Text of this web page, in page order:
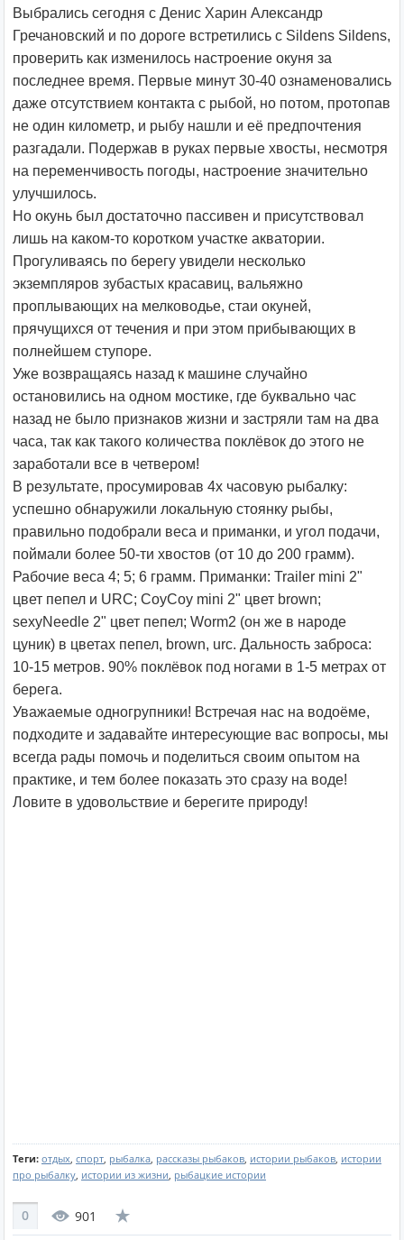
Выбрались сегодня с Денис Харин Александр
Гречановский и по дороге встретились с Sildens Sildens,
проверить как изменилось настроение окуня за
последнее время. Первые минут 30-40 ознаменовались
даже отсутствием контакта с рыбой, но потом, протопав
не один километр, и рыбу нашли и её предпочтения
разгадали. Подержав в руках первые хвосты, несмотря
на переменчивость погоды, настроение значительно
улучшилось.
Но окунь был достаточно пассивен и присутствовал
лишь на каком-то коротком участке акватории.
Прогуливаясь по берегу увидели несколько
экземпляров зубастых красавиц, вальяжно
проплывающих на мелководье, стаи окуней,
прячущихся от течения и при этом прибывающих в
полнейшем ступоре.
Уже возвращаясь назад к машине случайно
остановились на одном мостике, где буквально час
назад не было признаков жизни и застряли там на два
часа, так как такого количества поклёвок до этого не
заработали все в четвером!
В результате, просумировав 4х часовую рыбалку:
успешно обнаружили локальную стоянку рыбы,
правильно подобрали веса и приманки, и угол подачи,
поймали более 50-ти хвостов (от 10 до 200 грамм).
Рабочие веса 4; 5; 6 грамм. Приманки: Trailer mini 2"
цвет пепел и URC; CoyCoy mini 2" цвет brown;
sexyNeedle 2" цвет пепел; Worm2 (он же в народе
цуник) в цветах пепел, brown, urc. Дальность заброса:
10-15 метров. 90% поклёвок под ногами в 1-5 метрах от
берега.
Уважаемые одногрупники! Встречая нас на водоёме,
подходите и задавайте интересующие вас вопросы, мы
всегда рады помочь и поделиться своим опытом на
практике, и тем более показать это сразу на воде!
Ловите в удовольствие и берегите природу!
Теги: отдых спорт рыбалка рассказы рыбаков истории рыбаков истории
про рыбалку истории из жизни рыбацкие истории
0 901